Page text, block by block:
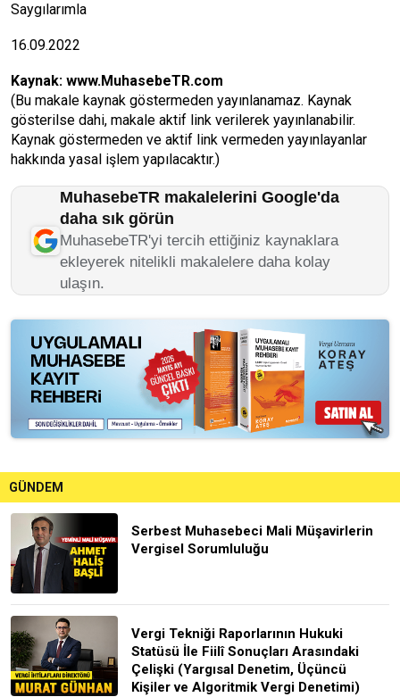
Saygılarımla
16.09.2022
Kaynak: www.MuhasebeTR.com
(Bu makale kaynak göstermeden yayınlanamaz. Kaynak
gösterilse dahi, makale aktif link verilerek yayınlanabilir.
Kaynak göstermeden ve aktif link vermeden yayınlayanlar
hakkında yasal işlem yapılacaktır.)
MuhasebeTR makalelerini Google'da
daha sık görün
MuhasebeTR'yi tercih ettiğiniz kaynaklara
ekleyerek nitelikli makalelere daha kolay
ulaşın.
GÜNDEM
Serbest Muhasebeci Mali Müşavirlerin
Vergisel Sorumluluğu
Vergi Tekniği Raporlarının Hukuki
Statüsü İle Fiilî Sonuçları Arasındaki
Çelişki (Yargısal Denetim, Üçüncü
Kişiler ve Algoritmik Vergi Denetimi)